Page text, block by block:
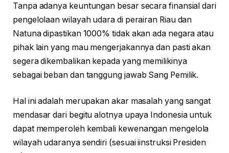
Tanpa adanya keuntungan besar secara finansial dari
pengelolaan wilayah udara di perairan Riau dan
Natuna dipastikan 1000% tidak akan ada negara atau
pihak lain yang mau mengerjakannya dan pasti akan
segera dikembalikan kepada yang memilikinya
sebagai beban dan tanggung jawab Sang Pemilik.
Hal ini adalah merupakan akar masalah yang sangat
mendasar dari begitu alotnya upaya Indonesia untuk
dapat memperoleh kembali kewenangan mengelola
wilayah udaranya sendiri (sesuai iinstruksi Presiden